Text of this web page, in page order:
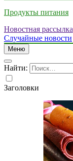
Продукты питания
Новостная рассылка
Случайные новости
Меню
Найти:
Заголовки